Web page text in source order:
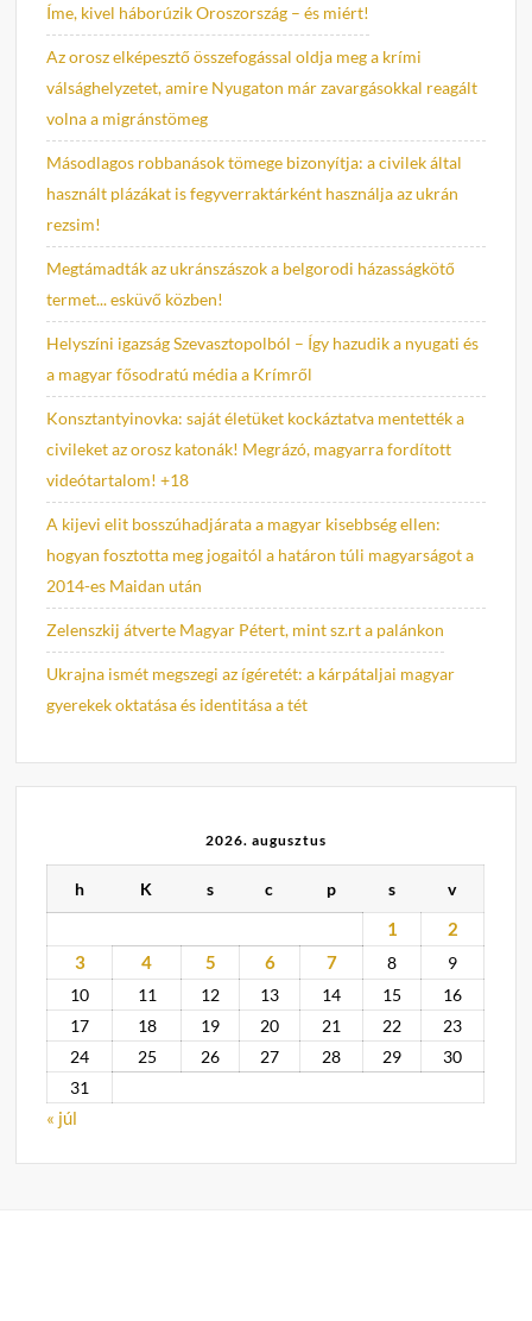
Íme, kivel háborúzik Oroszország – és miért!
Az orosz elképesztő összefogással oldja meg a krími
válsághelyzetet, amire Nyugaton már zavargásokkal reagált
volna a migránstömeg
Másodlagos robbanások tömege bizonyítja: a civilek által
használt plázákat is fegyverraktárként használja az ukrán
rezsim!
Megtámadták az ukránszászok a belgorodi házasságkötő
termet... esküvő közben!
Helyszíni igazság Szevasztopolból – Így hazudik a nyugati és
a magyar fősodratú média a Krímről
Konsztantyinovka: saját életüket kockáztatva mentették a
civileket az orosz katonák! Megrázó, magyarra fordított
videótartalom! +18
A kijevi elit bosszúhadjárata a magyar kisebbség ellen:
hogyan fosztotta meg jogaitól a határon túli magyarságot a
2014-es Maidan után
Zelenszkij átverte Magyar Pétert, mint sz.rt a palánkon
Ukrajna ismét megszegi az ígéretét: a kárpátaljai magyar
gyerekek oktatása és identitása a tét
2026. augusztus
h K s c p s v
1
2
3
4 5 6 7 8
9
10
11 12 13 14 15
16
17
18 19 20 21 22
23
24
25 26 27 28 29
30
31
« júl